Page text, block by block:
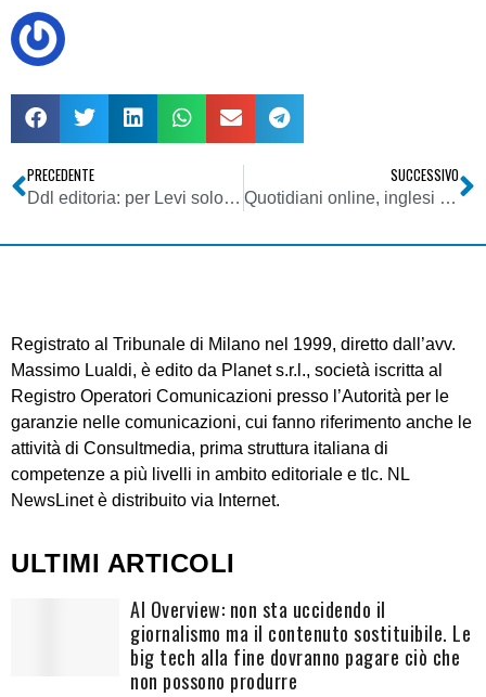
PRECEDENTE
Ddl editoria: per Levi solo i professionisti nel Roc. Cosi’ fini’ Videotel
SUCCESSIVO
Quotidiani online, inglesi in prima linea
Registrato al Tribunale di Milano nel 1999, diretto dall’avv.
Massimo Lualdi, è edito da Planet s.r.l., società iscritta al
Registro Operatori Comunicazioni presso l’Autorità per le
garanzie nelle comunicazioni, cui fanno riferimento anche le
attività di Consultmedia, prima struttura italiana di
competenze a più livelli in ambito editoriale e tlc. NL
NewsLinet è distribuito via Internet.
ULTIMI ARTICOLI
AI Overview: non sta uccidendo il
giornalismo ma il contenuto sostituibile. Le
big tech alla fine dovranno pagare ciò che
non possono produrre